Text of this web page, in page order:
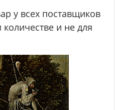
у всех поставщиков
и не для